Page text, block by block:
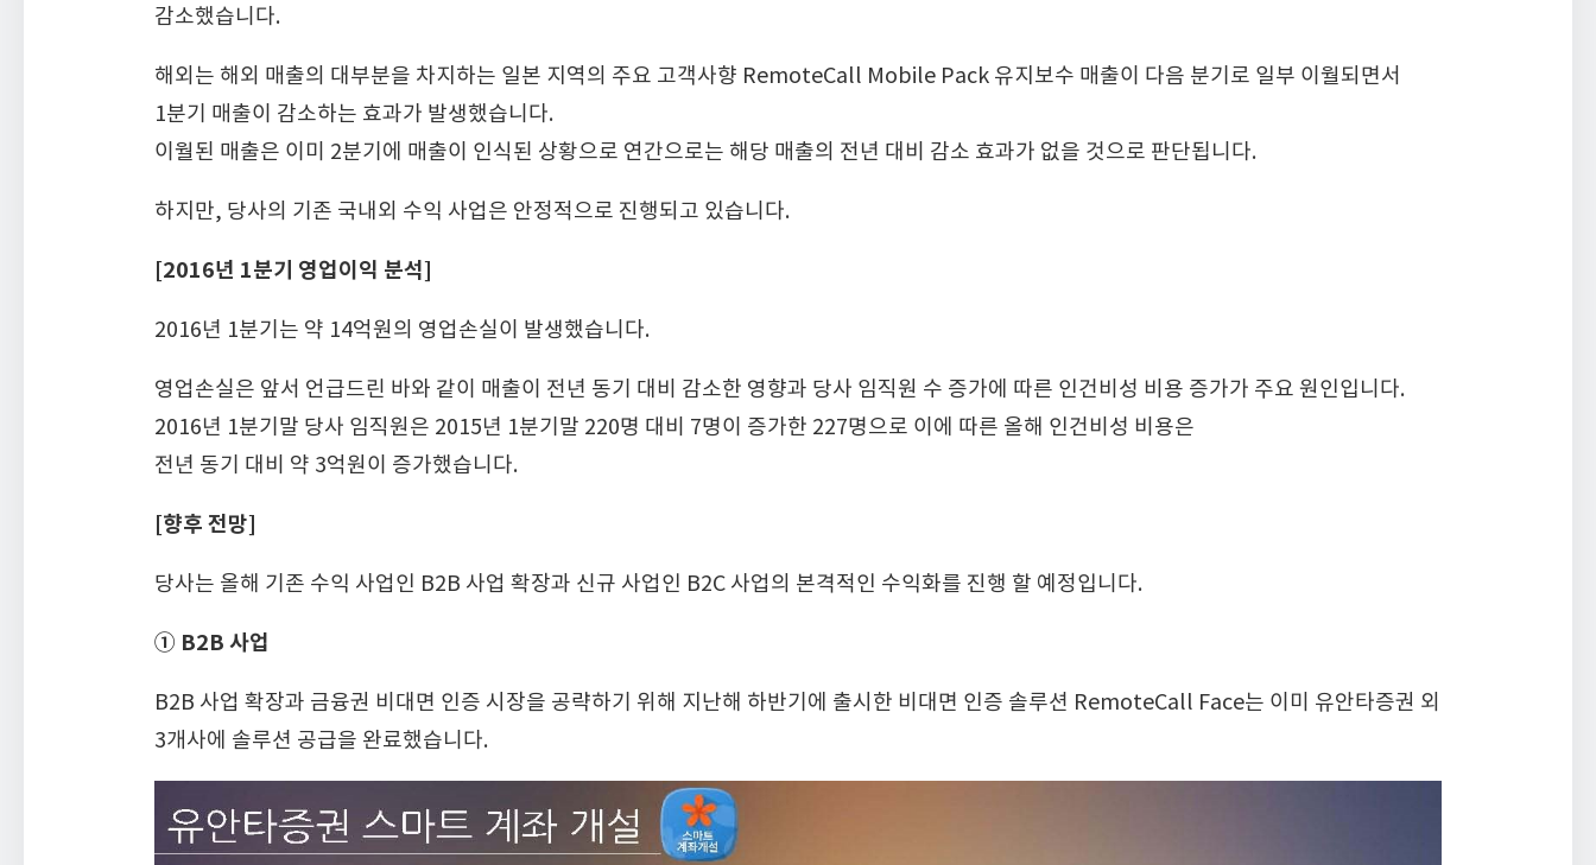
감소했습니다.
해외는 해외 매출의 대부분을 차지하는 일본 지역의 주요 고객사향 RemoteCall Mobile Pack 유지보수 매출이 다음 분기로 일부 이월되면서
1분기 매출이 감소하는 효과가 발생했습니다.
이월된 매출은 이미 2분기에 매출이 인식된 상황으로 연간으로는 해당 매출의 전년 대비 감소 효과가 없을 것으로 판단됩니다.
하지만, 당사의 기존 국내외 수익 사업은 안정적으로 진행되고 있습니다.
[2016년 1분기 영업이익 분석]
2016년 1분기는 약 14억원의 영업손실이 발생했습니다.
영업손실은 앞서 언급드린 바와 같이 매출이 전년 동기 대비 감소한 영향과 당사 임직원 수 증가에 따른 인건비성 비용 증가가 주요 원인입니다.
2016년 1분기말 당사 임직원은 2015년 1분기말 220명 대비 7명이 증가한 227명으로 이에 따른 올해 인건비성 비용은
전년 동기 대비 약 3억원이 증가했습니다.
[향후 전망]
당사는 올해 기존 수익 사업인 B2B 사업 확장과 신규 사업인 B2C 사업의 본격적인 수익화를 진행 할 예정입니다.
① B2B 사업
B2B 사업 확장과 금융권 비대면 인증 시장을 공략하기 위해 지난해 하반기에 출시한 비대면 인증 솔루션 RemoteCall Face는 이미 유안타증권 외
3개사에 솔루션 공급을 완료했습니다.